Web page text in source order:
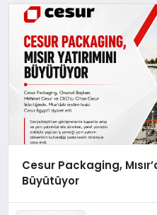
Cesur Packaging,
Büyütüyor